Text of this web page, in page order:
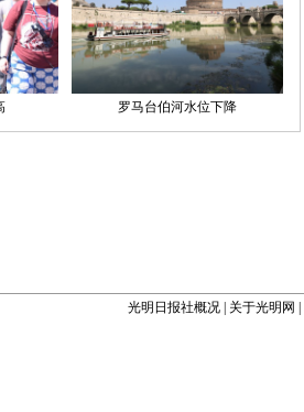
光明日报社概况 关于光明网